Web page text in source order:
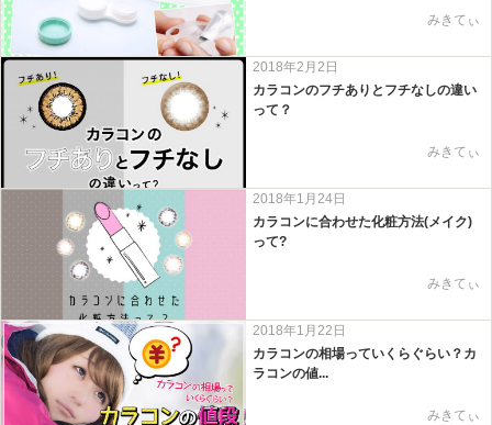
みきてぃ
2018年2月2日
カラコンのフチありとフチなしの違い
って？
みきてぃ
2018年1月24日
カラコンに合わせた化粧方法(メイク)
って?
みきてぃ
2018年1月22日
カラコンの相場っていくらぐらい？カ
ラコンの値...
みきてぃ